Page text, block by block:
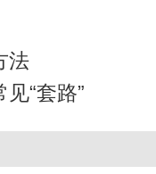
法
“套路”